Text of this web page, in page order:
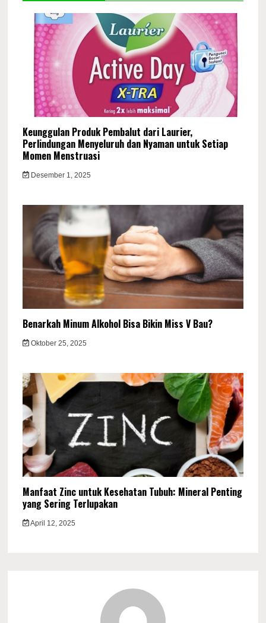
Keunggulan Produk Pembalut dari Laurier,
Perlindungan Menyeluruh dan Nyaman untuk Setiap
Momen Menstruasi
Desember 1, 2025
Benarkah Minum Alkohol Bisa Bikin Miss V Bau?
Oktober 25, 2025
Manfaat Zinc untuk Kesehatan Tubuh: Mineral Penting
yang Sering Terlupakan
April 12, 2025